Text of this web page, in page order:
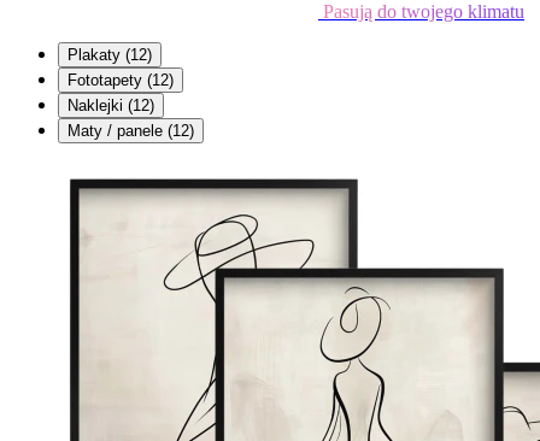
Pasują do twojego klimatu
Plakaty (12)
Fototapety (12)
Naklejki (12)
Maty / panele (12)